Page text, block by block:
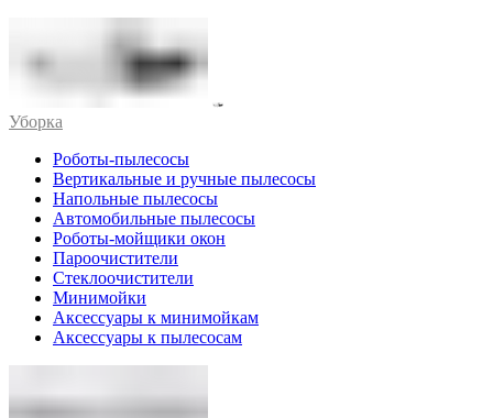
Уборка
Роботы-пылесосы
Вертикальные и ручные пылесосы
Напольные пылесосы
Автомобильные пылесосы
Роботы-мойщики окон
Пароочистители
Стеклоочистители
Минимойки
Аксессуары к минимойкам
Аксессуары к пылесосам